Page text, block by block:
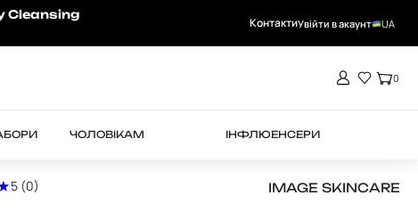
Cleansing
КонтактиУвійти в акаунт UA
0
ЧОЛОВІКАМ ІНФЛЮЕНСЕРИ
5 (0) IMAGE SKINCARE